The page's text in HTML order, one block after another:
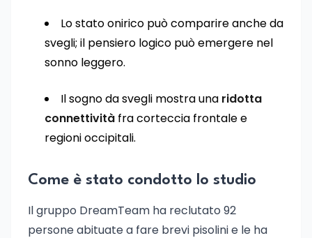
Lo stato onirico può comparire anche da
svegli; il pensiero logico può emergere nel
sonno leggero.
Il sogno da svegli mostra una ridotta
connettività fra corteccia frontale e
regioni occipitali.
Come è stato condotto lo studio
Il gruppo DreamTeam ha reclutato 92
persone abituate a fare brevi pisolini e le ha